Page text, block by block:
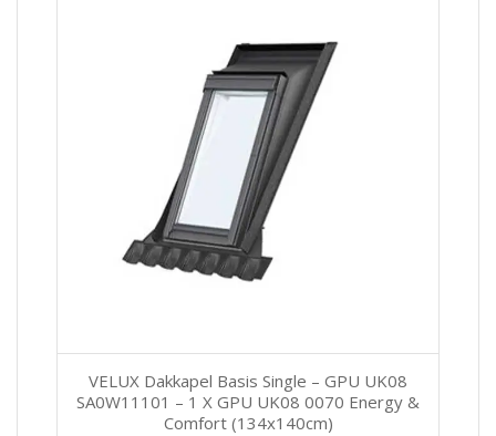
VELUX Dakkapel Basis Single – GPU UK08
SA0W11101 – 1 X GPU UK08 0070 Energy &
Comfort (134x140cm)